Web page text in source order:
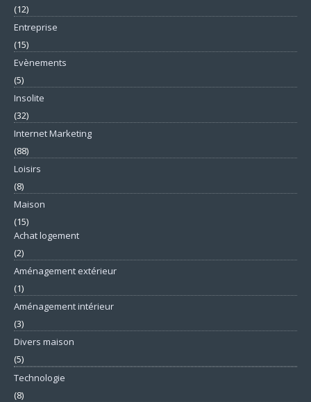
(12)
Entreprise
(15)
Evènements
(5)
Insolite
(32)
Internet Marketing
(88)
Loisirs
(8)
Maison
(15)
Achat logement
(2)
Aménagement extérieur
(1)
Aménagement intérieur
(3)
Divers maison
(5)
Technologie
(8)